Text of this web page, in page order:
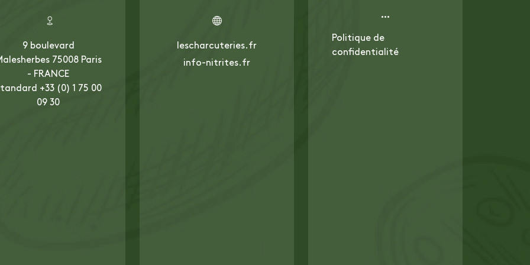
9 boulevard
75008 Paris
- FRANCE
+33 (0) 1 75 00
09 30
lescharcuteries.fr
info-nitrites.fr
Politique de
confidentialité